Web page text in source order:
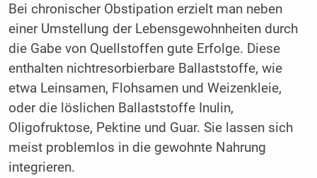
Bei chronischer Obstipation erzielt man neben
einer Umstellung der Lebensgewohnheiten durch
die Gabe von Quellstoffen gute Erfolge. Diese
enthalten nichtresorbierbare Ballaststoffe, wie
etwa Leinsamen, Flohsamen und Weizenkleie,
oder die löslichen Ballaststoffe Inulin,
Oligofruktose, Pektine und Guar. Sie lassen sich
meist problemlos in die gewohnte Nahrung
integrieren.